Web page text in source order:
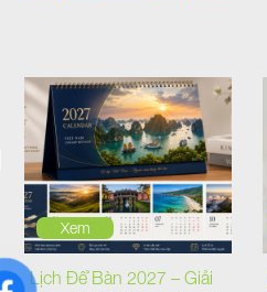
Xem
Lịch Để Bàn 2027 – Giải